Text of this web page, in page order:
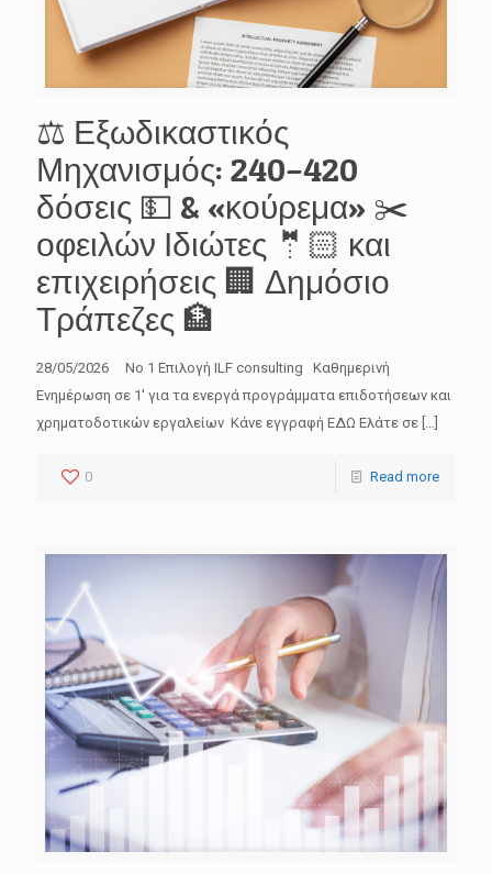
⚖️ Εξωδικαστικός
Μηχανισμός: 240–420
δόσεις 💵 & «κούρεμα» ✂️
οφειλών Ιδιώτες 🤵🏻 και
επιχειρήσεις 🏢 Δημόσιο
Τράπεζες 🏦
28/05/2026 No 1 Επιλογή ILF consulting Καθημερινή
Ενημέρωση σε 1′ για τα ενεργά προγράμματα επιδοτήσεων και
χρηματοδοτικών εργαλείων Κάνε εγγραφή ΕΔΩ Ελάτε σε
0 Read more